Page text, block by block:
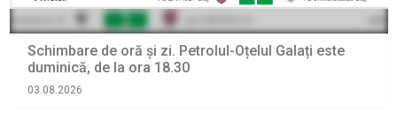
Schimbare de oră și zi. Petrolul-Oțelul Galați este
duminică, de la ora 18.30
03.08.2026